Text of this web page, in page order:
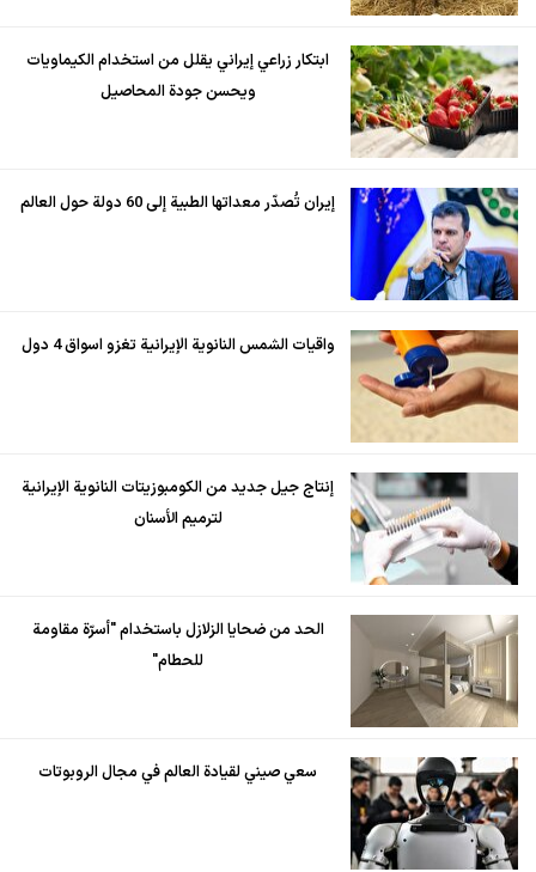
ابتكار زراعي إيراني يقلل من استخدام الكيماويات
ويحسن جودة المحاصيل
إيران تُصدّر معداتها الطبية إلى 60 دولة حول العالم
واقيات الشمس النانوية الإيرانية تغزو اسواق 4 دول
إنتاج جيل جديد من الكومبوزيتات النانوية الإيرانية
لترميم الأسنان
الحد من ضحايا الزلازل باستخدام "أسرّة مقاومة
للحطام"
سعي صيني لقيادة العالم في مجال الروبوتات